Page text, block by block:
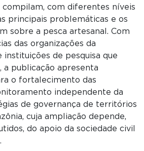
com diferentes níveis
principais problemáticas e os
sobre a pesca artesanal. Com
das organizações da
instituições de pesquisa que
a publicação apresenta
o fortalecimento das
independente da
de governança de territórios
cuja ampliação depende,
do apoio da sociedade civil